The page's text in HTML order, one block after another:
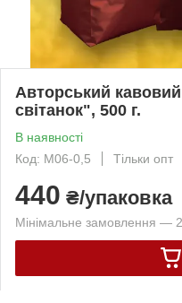
Авторський
світанок", 500 г.
В наявності
Код: M06-0,5
Тільки опт
440 ₴/упаковка
Мінімальне замовлення — 2